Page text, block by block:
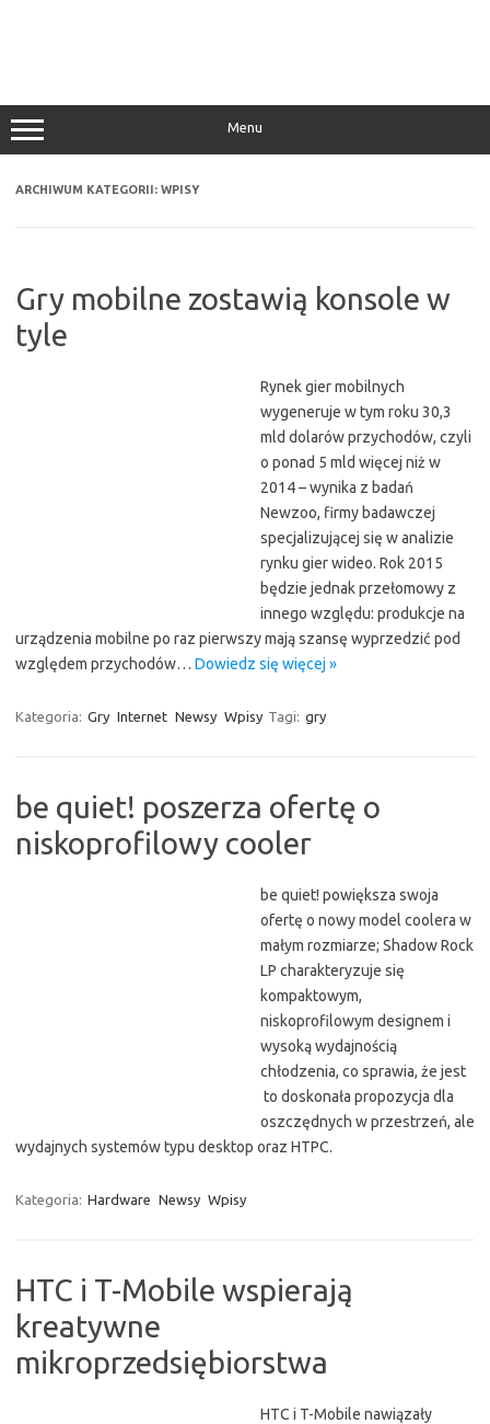
Menu
ARCHIWUM KATEGORII: WPISY
Gry mobilne zostawią konsole w
tyle
Rynek gier mobilnych
wygeneruje w tym roku 30,3
mld dolarów przychodów, czyli
o ponad 5 mld więcej niż w
2014 – wynika z badań
Newzoo, firmy badawczej
specjalizującej się w analizie
rynku gier wideo. Rok 2015
będzie jednak przełomowy z
innego względu: produkcje na
urządzenia mobilne po raz pierwszy mają szansę wyprzedzić pod
względem przychodów… Dowiedz się więcej »
Kategoria: Gry Internet Newsy Wpisy Tagi: gry
be quiet! poszerza ofertę o
niskoprofilowy cooler
be quiet! powiększa swoja
ofertę o nowy model coolera w
małym rozmiarze; Shadow Rock
LP charakteryzuje się
kompaktowym,
niskoprofilowym designem i
wysoką wydajnością
chłodzenia, co sprawia, że jest
to doskonała propozycja dla
oszczędnych w przestrzeń, ale
wydajnych systemów typu desktop oraz HTPC.
Kategoria: Hardware Newsy Wpisy
HTC i T-Mobile wspierają
kreatywne
mikroprzedsiębiorstwa
HTC i T-Mobile nawiązały